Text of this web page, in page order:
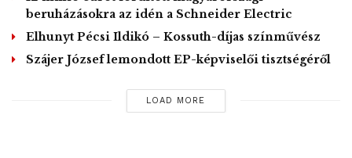
beruházásokra az idén a Schneider Electric
Elhunyt Pécsi Ildikó – Kossuth-díjas színművész
Szájer József lemondott EP-képviselői tisztségéről
LOAD MORE